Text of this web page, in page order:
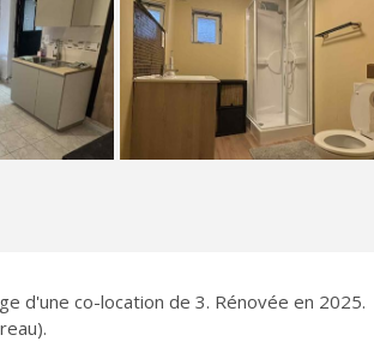
d'une co-location de 3. Rénovée en 2025.